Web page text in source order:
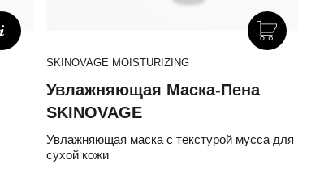
SKINOVAGE MOISTURIZING
Увлажняющая Маска-Пена
SKINOVAGE
Увлажняющая маска с текстурой мусса для
сухой кожи